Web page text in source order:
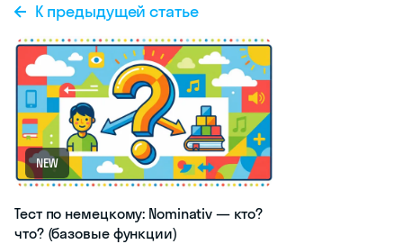
К предыдущей статье
NEW
Тест по немецкому: Nominativ — кто?
что? (базовые функции)